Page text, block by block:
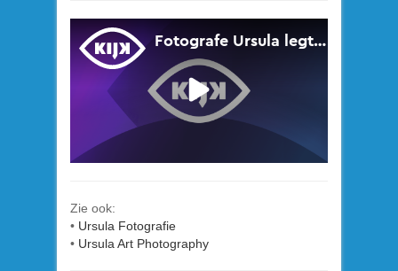
Zie ook:
• Ursula Fotografie
• Ursula Art Photography